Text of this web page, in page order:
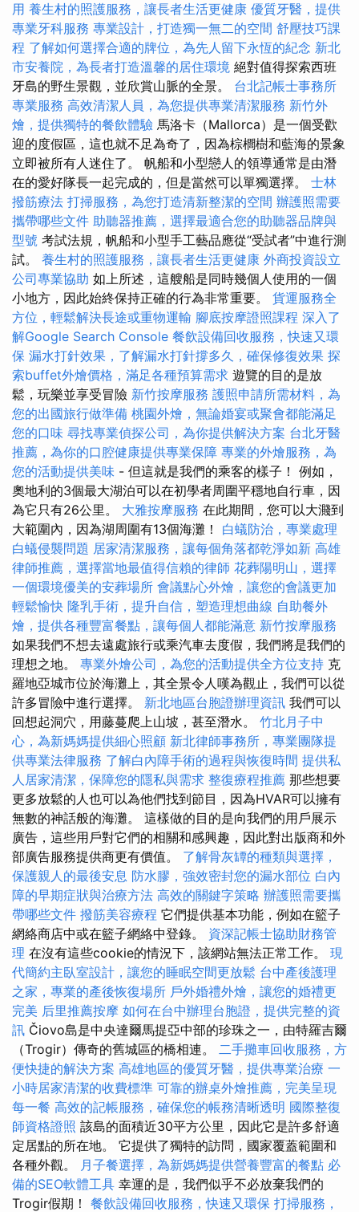
用 養生村的照護服務，讓長者生活更健康 優質牙醫，提供
專業牙科服務 專業設計，打造獨一無二的空間 舒壓技巧課
程 了解如何選擇合適的牌位，為先人留下永恆的紀念 新北
市安養院，為長者打造溫馨的居住環境 絕對值得探索西班
牙島的野生景觀，並欣賞山脈的全景。 台北記帳士事務所
專業服務 高效清潔人員，為您提供專業清潔服務 新竹外
燴，提供獨特的餐飲體驗 馬洛卡（Mallorca）是一個受歡
迎的度假區，這也就不足為奇了，因為棕櫚樹和藍海的景象
立即被所有人迷住了。 帆船和小型戀人的領導通常是由潛
在的愛好隊長一起完成的，但是當然可以單獨選擇。 士林
撥筋療法 打掃服務，為您打造清新整潔的空間 辦護照需要
攜帶哪些文件 助聽器推薦，選擇最適合您的助聽器品牌與
型號 考試法規，帆船和小型手工藝品應從“受試者”中進行測
試。 養生村的照護服務，讓長者生活更健康 外商投資設立
公司專業協助 如上所述，這艘船是同時幾個人使用的一個
小地方，因此始終保持正確的行為非常重要。 貨運服務全
方位，輕鬆解決長途或重物運輸 腳底按摩證照課程 深入了
解Google Search Console 餐飲設備回收服務，快速又環
保 漏水打針效果，了解漏水打針撐多久，確保修復效果 探
索buffet外燴價格，滿足各種預算需求 遊覽的目的是放
鬆，玩樂並享受冒險 新竹按摩服務 護照申請所需材料，為
您的出國旅行做準備 桃園外燴，無論婚宴或聚會都能滿足
您的口味 尋找專業偵探公司，為你提供解決方案 台北牙醫
推薦，為你的口腔健康提供專業保障 專業的外燴服務，為
您的活動提供美味 - 但這就是我們的乘客的樣子！ 例如，
奧地利的3個最大湖泊可以在初學者周圍平穩地自行車，因
為它只有26公里。 大雅按摩服務 在此期間，您可以大濺到
大範圍內，因為湖周圍有13個海灘！ 白蟻防治，專業處理
白蟻侵襲問題 居家清潔服務，讓每個角落都乾淨如新 高雄
律師推薦，選擇當地最值得信賴的律師 花葬陽明山，選擇
一個環境優美的安葬場所 會議點心外燴，讓您的會議更加
輕鬆愉快 隆乳手術，提升自信，塑造理想曲線 自助餐外
燴，提供各種豐富餐點，讓每個人都能滿意 新竹按摩服務
如果我們不想去遠處旅行或乘汽車去度假，我們將是我們的
理想之地。 專業外燴公司，為您的活動提供全方位支持 克
羅地亞城市位於海灘上，其全景令人嘆為觀止，我們可以從
許多冒險中進行選擇。 新北地區台胞證辦理資訊 我們可以
回想起洞穴，用藤蔓爬上山坡，甚至潛水。 竹北月子中
心，為新媽媽提供細心照顧 新北律師事務所，專業團隊提
供專業法律服務 了解白內障手術的過程與恢復時間 提供私
人居家清潔，保障您的隱私與需求 整復療程推薦 那些想要
更多放鬆的人也可以為他們找到節目，因為HVAR可以擁有
無​​數的神話般的海灘。 這樣做的目的是向我們的用戶展示
廣告，這些用戶對它們的相關和感興趣，因此對出版商和外
部廣告服務提供商更有價值。 了解骨灰罈的種類與選擇，
保護親人的最後安息 防水膠，強效密封您的漏水部位 白內
障的早期症狀與治療方法 高效的關鍵字策略 辦護照需要攜
帶哪些文件 撥筋美容療程 它們提供基本功能，例如在籃子
網絡商店中或在籃子網絡中登錄。 資深記帳士協助財務管
理 在沒有這些cookie的情況下，該網站無法正常工作。 現
代簡約主臥室設計，讓您的睡眠空間更放鬆 台中產後護理
之家，專業的產後恢復場所 戶外婚禮外燴，讓您的婚禮更
完美 后里推薦按摩 如何在台中辦理台胞證，提供完整的資
訊 Čiovo島是中央達爾馬提亞中部的珍珠之一，由特羅吉爾
（Trogir）傳奇的舊城區的橋相連。 二手攤車回收服務，方
便快捷的解決方案 高雄地區的優質牙醫，提供專業治療 一
小時居家清潔的收費標準 可靠的辦桌外燴推薦，完美呈現
每一餐 高效的記帳服務，確保您的帳務清晰透明 國際整復
師資格證照 該島的面積近30平方公里，因此它是許多舒適
定居點的所在地。 它提供了獨特的訪問，國家覆蓋範圍和
各種外觀。 月子餐選擇，為新媽媽提供營養豐富的餐點 必
備的SEO軟體工具 幸運的是，我們似乎不必放棄我們的
Trogir假期！ 餐飲設備回收服務，快速又環保 打掃服務，